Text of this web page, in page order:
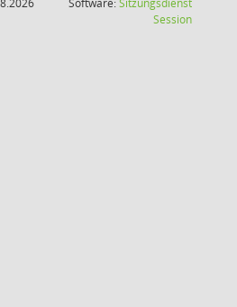
Software:Sitzungsdienst
Session(Wird in